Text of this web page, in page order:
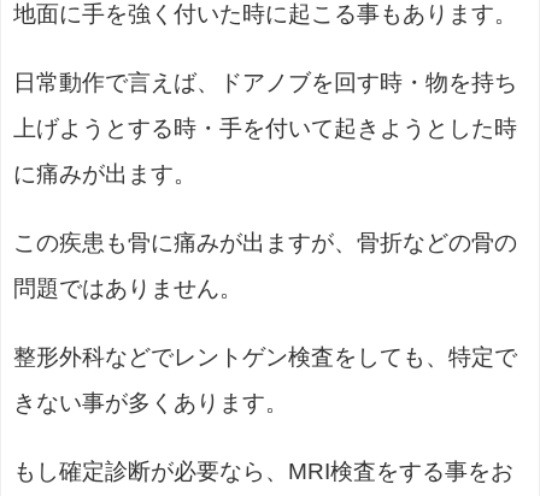
地面に手を強く付いた時に起こる事もあります。
日常動作で言えば、ドアノブを回す時・物を持ち
上げようとする時・手を付いて起きようとした時
に痛みが出ます。
この疾患も骨に痛みが出ますが、骨折などの骨の
問題ではありません。
整形外科などでレントゲン検査をしても、特定で
きない事が多くあります。
もし確定診断が必要なら、MRI検査をする事をお